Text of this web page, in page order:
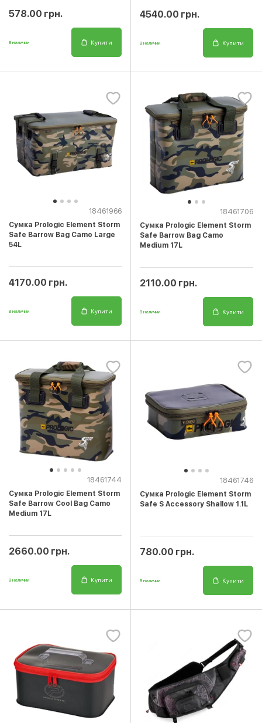
578.00 грн.
В наличии Купити
4540.00 грн.
В наличии Купити
18461966
Сумка Prologic Element Storm
Safe Barrow Bag Camo Large
54L
4170.00 грн.
В наличии Купити
18461706
Сумка Prologic Element Storm
Safe Barrow Bag Camo
Medium 17L
2110.00 грн.
В наличии Купити
18461744
Сумка Prologic Element Storm
Safe Barrow Cool Bag Camo
Medium 17L
2660.00 грн.
В наличии Купити
18461746
Сумка Prologic Element Storm
Safe S Accessory Shallow 1.1L
780.00 грн.
В наличии Купити